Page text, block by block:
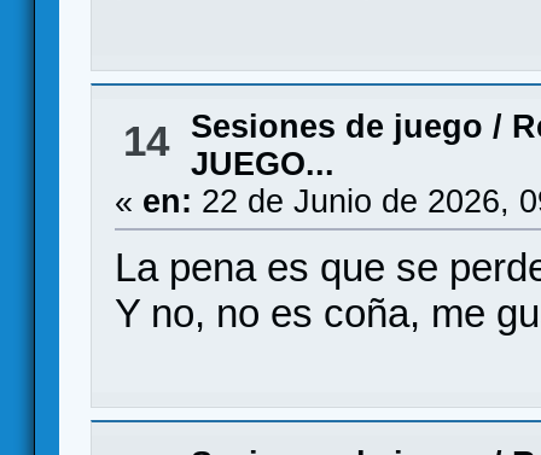
14 Sesiones de juego /
JUEGO...
« en: 22 de Junio de 2026,
La pena es que se
Y no, no es coña, me